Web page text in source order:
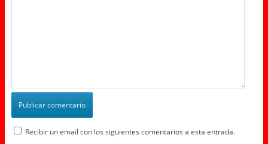
Recibir un email con los siguientes comentarios a esta entrada.